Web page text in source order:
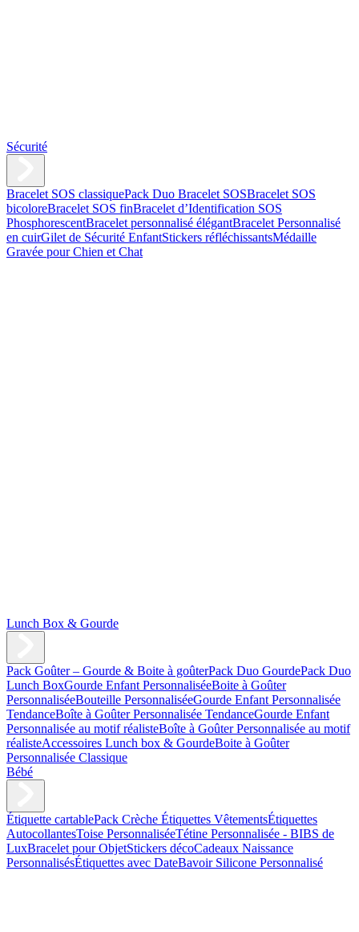
Sécurité
Bracelet SOS classiquePack Duo Bracelet SOSBracelet SOS
bicoloreBracelet SOS finBracelet d’Identification SOS
PhosphorescentBracelet personnalisé élégantBracelet Personnalisé
en cuirGilet de Sécurité EnfantStickers réfléchissantsMédaille
Gravée pour Chien et Chat
Lunch Box & Gourde
Pack Goûter – Gourde & Boite à goûterPack Duo GourdePack Duo
Lunch BoxGourde Enfant PersonnaliséeBoite à Goûter
PersonnaliséeBouteille PersonnaliséeGourde Enfant Personnalisée
TendanceBoîte à Goûter Personnalisée TendanceGourde Enfant
Personnalisée au motif réalisteBoîte à Goûter Personnalisée au motif
réalisteAccessoires Lunch box & GourdeBoite à Goûter
Personnalisée Classique
Bébé
Étiquette cartablePack Crèche Étiquettes VêtementsÉtiquettes
AutocollantesToise PersonnaliséeTétine Personnalisée - BIBS de
LuxBracelet pour ObjetStickers décoCadeaux Naissance
PersonnalisésÉtiquettes avec DateBavoir Silicone Personnalisé